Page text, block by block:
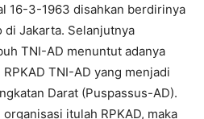
16-3-1963 disahkan berdirinya
di Jakarta. Selanjutnya
TNI-AD menuntut adanya
TNI-AD yang menjadi
Darat (Puspassus-AD).
itulah RPKAD, maka